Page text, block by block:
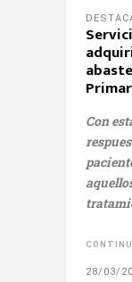
Con
28/03/